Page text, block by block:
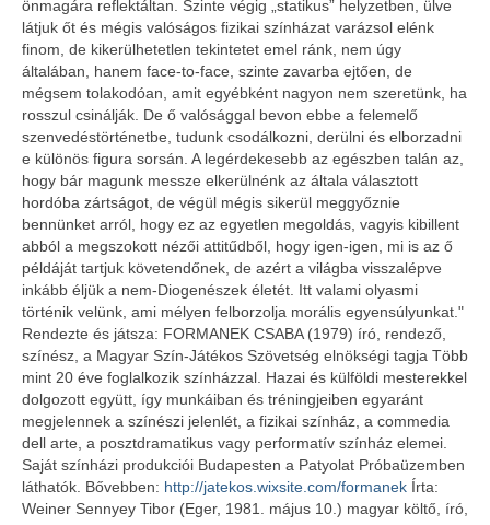
önmagára reflektáltan. Szinte végig „statikus” helyzetben, ülve
látjuk őt és mégis valóságos fizikai színházat varázsol elénk
finom, de kikerülhetetlen tekintetet emel ránk, nem úgy
általában, hanem face-to-face, szinte zavarba ejtően, de
mégsem tolakodóan, amit egyébként nagyon nem szeretünk, ha
rosszul csinálják. De ő valósággal bevon ebbe a felemelő
szenvedéstörténetbe, tudunk csodálkozni, derülni és elborzadni
e különös figura sorsán. A legérdekesebb az egészben talán az,
hogy bár magunk messze elkerülnénk az általa választott
hordóba zártságot, de végül mégis sikerül meggyőznie
bennünket arról, hogy ez az egyetlen megoldás, vagyis kibillent
abból a megszokott nézői attitűdből, hogy igen-igen, mi is az ő
példáját tartjuk követendőnek, de azért a világba visszalépve
inkább éljük a nem-Diogenészek életét. Itt valami olyasmi
történik velünk, ami mélyen felborzolja morális egyensúlyunkat."
Rendezte és játsza: FORMANEK CSABA (1979) író, rendező,
színész, a Magyar Szín-Játékos Szövetség elnökségi tagja Több
mint 20 éve foglalkozik színházzal. Hazai és külföldi mesterekkel
dolgozott együtt, így munkáiban és tréningjeiben egyaránt
megjelennek a színészi jelenlét, a fizikai színház, a commedia
dell arte, a posztdramatikus vagy performatív színház elemei.
Saját színházi produkciói Budapesten a Patyolat Próbaüzemben
láthatók. Bővebben: http://jatekos.wixsite.com/formanek Írta:
Weiner Sennyey Tibor (Eger, 1981. május 10.) magyar költő, író,